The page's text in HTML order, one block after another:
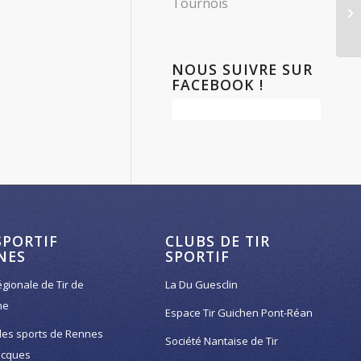
NOUS SUIVRE SUR
FACEBOOK !
de Tir de
sports de Rennes
CLUBS DE TIR
SPORTIF
La Du Guesclin
Espace Tir Guichen Pont-Réan
Société Nantaise de Tir